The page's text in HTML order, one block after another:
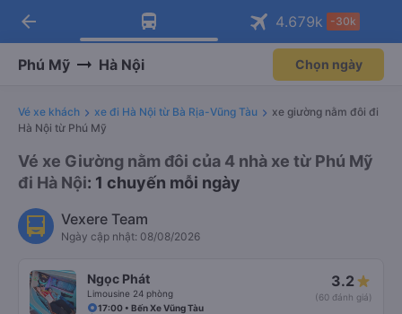
Tải app Vexere ngay!
Nhận ưu đãi thành viên độc
Mở app
Tải app Vexere
-30k/ghế khi đặt vé máy bay qua
Mở app
arrow_back 4.679k -30k
Phú Mỹ Hà Nội Chọn ngày
Vé xe khách xe đi Hà Nội từ Bà Rịa-Vũng Tàu
xe giường nằm đôi đi
Hà Nội từ Phú Mỹ
Vé xe Giường nằm đôi của 4 nhà xe từ Phú Mỹ
đi Hà Nội: 1 chuyến mỗi ngày
Vexere Team
Ngày cập nhật: 08/08/2026
Ngọc Phát
Limousine 24 phòng
3.2
(60 đánh giá)
17:00 • Bến Xe Vũng Tàu